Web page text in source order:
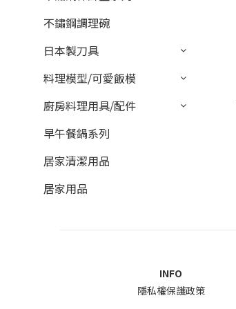
不鏽鋼調理碗
日本製刀具
料理模型/可愛飯模
廚房料理用具/配件
早午餐鍋系列
居家清潔用品
居家用品
INFO
隱私權保護政策